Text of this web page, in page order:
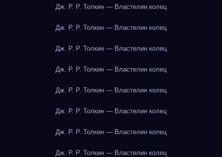
Дж. Р. Р. Толкин — Властелин колец
Дж. Р. Р. Толкин — Властелин колец
Дж. Р. Р. Толкин — Властелин колец
Дж. Р. Р. Толкин — Властелин колец
Дж. Р. Р. Толкин — Властелин колец
Дж. Р. Р. Толкин — Властелин колец
Дж. Р. Р. Толкин — Властелин колец
Дж. Р. Р. Толкин — Властелин колец